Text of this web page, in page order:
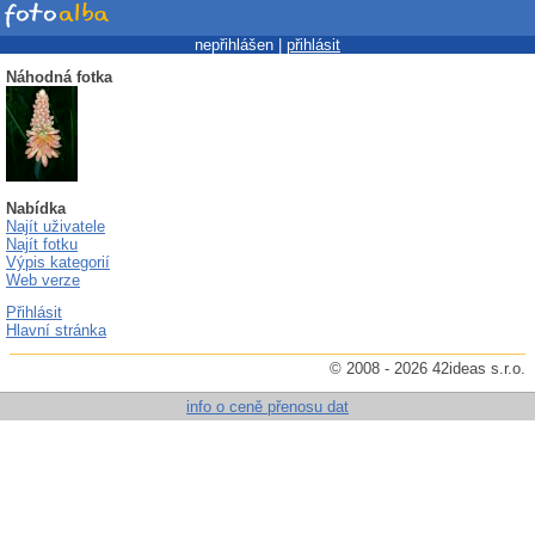
nepřihlášen | přihlásit
Náhodná fotka
Nabídka
Najít uživatele
Najít fotku
Výpis kategorií
Web verze
Přihlásit
Hlavní stránka
© 2008 - 2026 42ideas s.r.o.
info o ceně přenosu dat